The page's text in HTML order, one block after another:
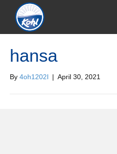
hansa
By 4oh1202I | April 30, 2021